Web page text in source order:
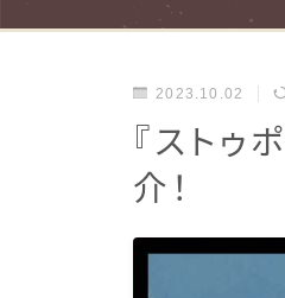
2023.10.02
『ストゥ
介！